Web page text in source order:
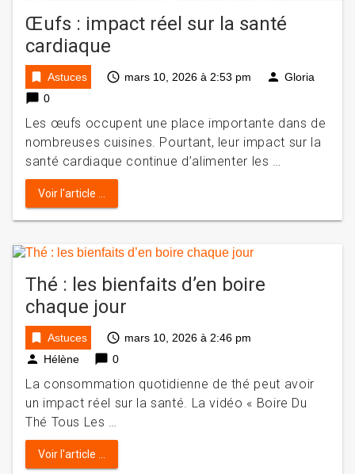
Œufs : impact réel sur la santé
cardiaque
bookmark Astuces access_time mars 10, 2026 à 2:53 pm person Gloria
chat_bubble 0
Les œufs occupent une place importante dans de
nombreuses cuisines. Pourtant, leur impact sur la
santé cardiaque continue d’alimenter les …
Voir l'article ...
Thé : les bienfaits d’en boire
chaque jour
bookmark Astuces access_time mars 10, 2026 à 2:46 pm
person Hélène chat_bubble 0
La consommation quotidienne de thé peut avoir
un impact réel sur la santé. La vidéo « Boire Du
Thé Tous Les …
Voir l'article ...